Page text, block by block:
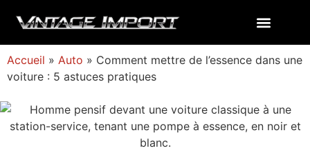
Accueil » Auto » Comment mettre de l’essence dans une
voiture : 5 astuces pratiques